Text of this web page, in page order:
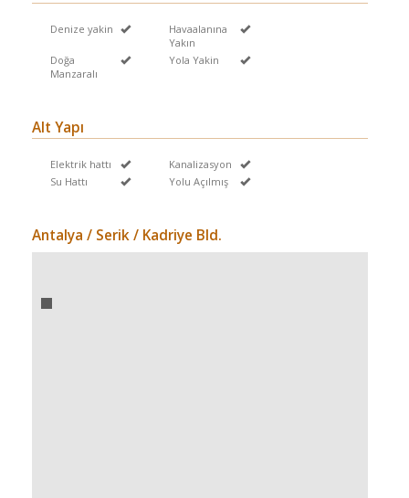
Denize yakin
Havaalanına
Yakın
Doğa
Manzaralı
Yola Yakin
Alt Yapı
Elektrik hattı
Kanalizasyon
Su Hattı
Yolu Açılmış
Antalya / Serik/ Kadriye Bld.